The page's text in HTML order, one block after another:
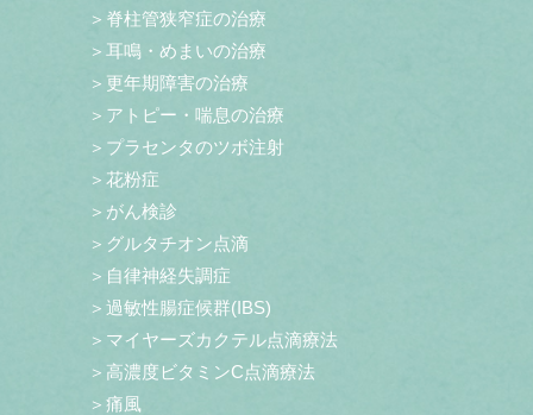
＞脊柱管狭窄症の治療
＞耳鳴・めまいの治療
＞更年期障害の治療
＞アトピー・喘息の治療
＞プラセンタのツボ注射
＞花粉症
＞がん検診
＞グルタチオン点滴
＞自律神経失調症
＞過敏性腸症候群(IBS)
＞マイヤーズカクテル点滴療法
＞高濃度ビタミンC点滴療法
＞痛風